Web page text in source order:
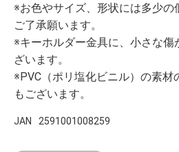
※お色やサイズ、形状には多少の
ご了承願います。
※キーホルダー金具に、小さな傷
ざいます。
※PVC（ポリ塩化ビニル）の素材
もございます。
JAN 2591001008259